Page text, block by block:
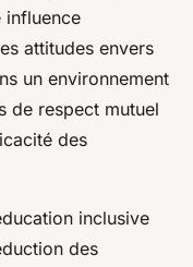
influence
attitudes envers
un environnement
de respect mutuel
des
inclusive
des